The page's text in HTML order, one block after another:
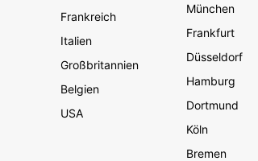
Frankreich
Italien
Großbritannien
Belgien
USA
München
Frankfurt
Düsseldorf
Hamburg
Dortmund
Köln
Bremen